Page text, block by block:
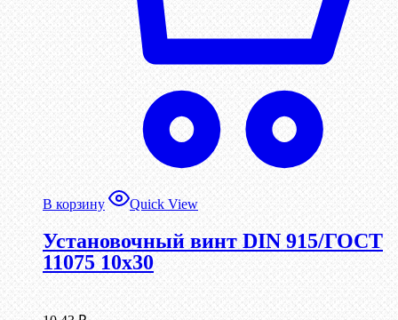
В корзину Quick View
Установочный винт DIN 915/ГОСТ
11075 10х30